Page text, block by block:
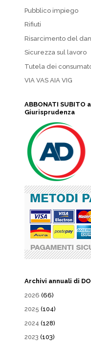
Pubblico impiego
Rifiuti
Risarcimento del
Sicurezza sul lavoro
Tutela dei
VIA VAS AIA VIG
ABBONATI SUBITO
Giurisprudenza
Archivi annuali di
2026 (66)
2025 (104)
2024 (128)
2023 (103)